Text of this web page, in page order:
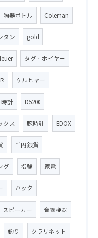
陶器ボトル Coleman
タン gold
タグ・ホイヤー
ケルヒャー
時計 D5200
クス 腕時計 EDOX
千円銀貨
グ 指輪 家電
バック
スピーカー 音響機器
釣り クラリネット